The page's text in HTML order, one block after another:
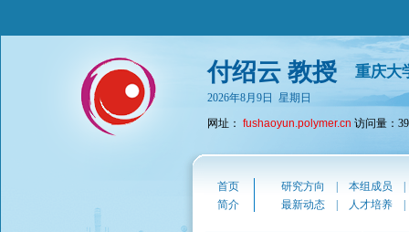
付绍云 教授 重庆大
2026年8月9日 星期日
网址： fushaoyun.polymer.cn 访问量：
首页 研究方向 本组成员
简介
最新动态 人才培养